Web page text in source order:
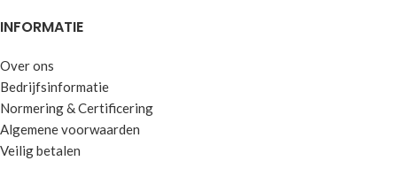
48 uurreactie!
Leasen mogelijk vanaf €2500,-
Maatwerkmogelijkheden!
INFORMATIE
Over ons
Bedrijfsinformatie
Normering & Certificering
Algemene voorwaarden
Veilig betalen